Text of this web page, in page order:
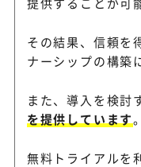
その結果、信頼を
ナーシップの構築
また、導入を検討
を提供しています。
無料トライアルを